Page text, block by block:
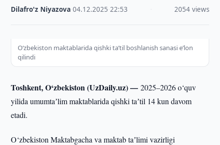
Dilafro'z Niyazova ·04.12.2025 ·22:53 2054 views
O‘zbekiston maktablarida qishki taʼtil boshlanish sanasi eʼlon
qilindi
Toshkent, O‘zbekiston (UzDaily.uz) —2025–2026 o‘quv
yilida umumtaʼlim maktablarida qishki taʼtil 14 kun davom
etadi.
O‘zbekiston Maktabgacha va maktab taʼlimi vazirligi